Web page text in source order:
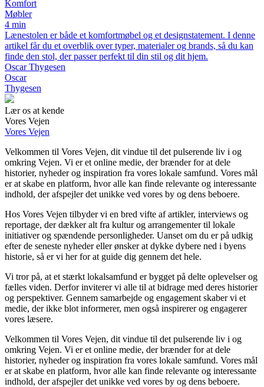
Komfort
Møbler
4 min
Lænestolen er både et komfortmøbel og et designstatement. I denne
artikel får du et overblik over typer, materialer og brands, så du kan
finde den stol, der passer perfekt til din stil og dit hjem.
Oscar Thygesen
Oscar
Thygesen
Lær os at kende
Vores Vejen
Vores Vejen
Velkommen til Vores Vejen, dit vindue til det pulserende liv i og
omkring Vejen. Vi er et online medie, der brænder for at dele
historier, nyheder og inspiration fra vores lokale samfund. Vores mål
er at skabe en platform, hvor alle kan finde relevante og interessante
indhold, der afspejler det unikke ved vores by og dens beboere.
Hos Vores Vejen tilbyder vi en bred vifte af artikler, interviews og
reportage, der dækker alt fra kultur og arrangementer til lokale
initiativer og spændende personligheder. Uanset om du er på udkig
efter de seneste nyheder eller ønsker at dykke dybere ned i byens
historie, så er vi her for at guide dig gennem det hele.
Vi tror på, at et stærkt lokalsamfund er bygget på delte oplevelser og
fælles viden. Derfor inviterer vi alle til at bidrage med deres historier
og perspektiver. Gennem samarbejde og engagement skaber vi et
medie, der ikke blot informerer, men også inspirerer og engagerer
vores læsere.
Velkommen til Vores Vejen, dit vindue til det pulserende liv i og
omkring Vejen. Vi er et online medie, der brænder for at dele
historier, nyheder og inspiration fra vores lokale samfund. Vores mål
er at skabe en platform, hvor alle kan finde relevante og interessante
indhold, der afspejler det unikke ved vores by og dens beboere.